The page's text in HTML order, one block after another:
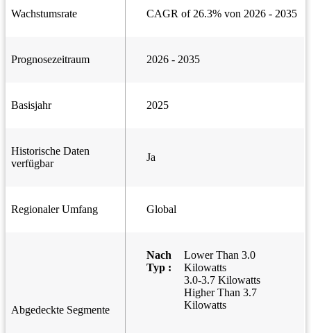
Wachstumsrate CAGR of 26.3% von 2026 - 2035
Prognosezeitraum 2026 - 2035
Basisjahr 2025
Historische Daten
verfügbar
Ja
Regionaler Umfang Global
Abgedeckte Segmente
Nach
Typ :
Lower Than 3.0
Kilowatts
3.0-3.7 Kilowatts
Higher Than 3.7
Kilowatts